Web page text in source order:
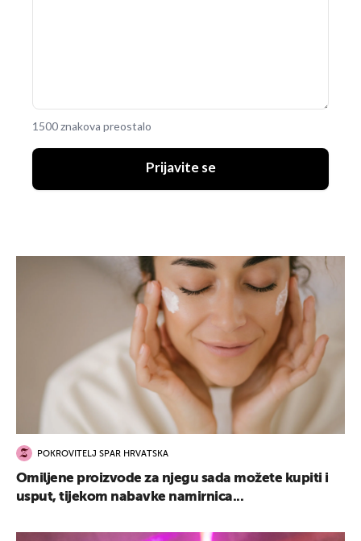
1500 znakova preostalo
Prijavite se
POKROVITELJ SPAR HRVATSKA
Omiljene proizvode za njegu sada možete kupiti i
usput, tijekom nabavke namirnica...